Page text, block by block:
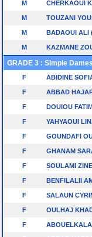
M CHERKAOUI
M TOUZANI
M BADAOUI ALI
M KAZMANE
GRADE 3 : Simple
F ABIDINE
F ABBAD
F DOUIOU
F YAHYAOUI
F GOUNDAFI
F GHANAM
F SOULAMI
F BENFILALII
F SALAUN
F OULHAJ
F